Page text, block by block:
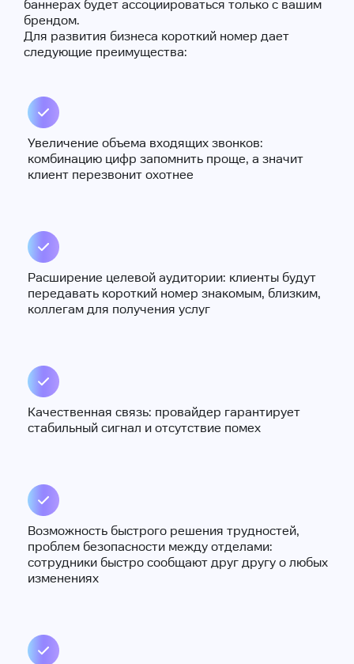
баннерах будет ассоциироваться только с вашим
брендом.
Для развития бизнеса короткий номер дает
следующие преимущества:
Увеличение объема входящих звонков:
комбинацию цифр запомнить проще, а значит
клиент перезвонит охотнее
Расширение целевой аудитории: клиенты будут
передавать короткий номер знакомым, близким,
коллегам для получения услуг
Качественная связь: провайдер гарантирует
стабильный сигнал и отсутствие помех
Возможность быстрого решения трудностей,
проблем безопасности между отделами:
сотрудники быстро сообщают друг другу о любых
изменениях